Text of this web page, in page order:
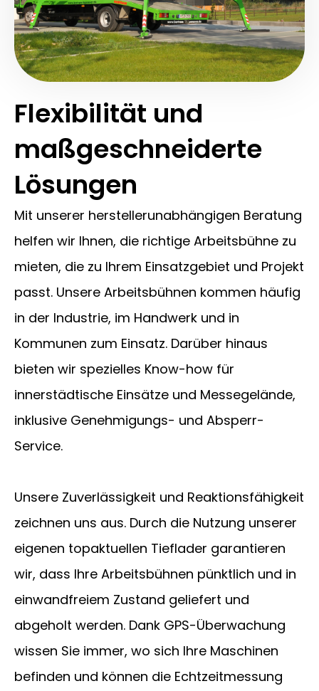
Flexibilität und
maßgeschneiderte
Lösungen
Mit unserer herstellerunabhängigen Beratung
helfen wir Ihnen, die richtige Arbeitsbühne zu
mieten, die zu Ihrem Einsatzgebiet und Projekt
passt. Unsere Arbeitsbühnen kommen häufig
in der Industrie, im Handwerk und in
Kommunen zum Einsatz. Darüber hinaus
bieten wir spezielles Know-how für
innerstädtische Einsätze und Messegelände,
inklusive Genehmigungs- und Absperr-
Service.
Unsere Zuverlässigkeit und Reaktionsfähigkeit
zeichnen uns aus. Durch die Nutzung unserer
eigenen topaktuellen Tieflader garantieren
wir, dass Ihre Arbeitsbühnen pünktlich und in
einwandfreiem Zustand geliefert und
abgeholt werden. Dank GPS-Überwachung
wissen Sie immer, wo sich Ihre Maschinen
befinden und können die Echtzeitmessung